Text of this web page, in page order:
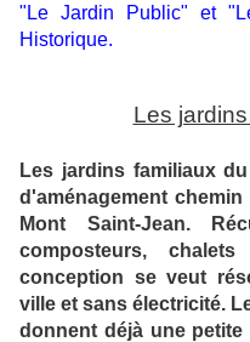
"Le Jardin Public" et
Historique.
Les
Les jardins familiaux
d'aménagement
Mont Saint-Jean.
composteurs,
conception se veut
ville et sans électricité.
donnent déjà une